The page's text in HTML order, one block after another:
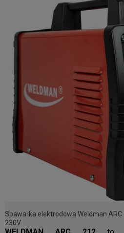
Spawarka elektrodowa Weldman ARC
230V